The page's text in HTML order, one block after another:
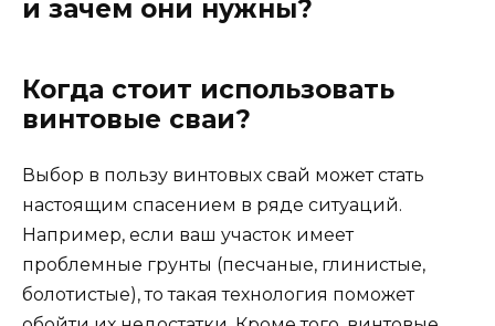
Когда стоит использовать
винтовые сваи?
Выбор в пользу винтовых свай может стать
настоящим спасением в ряде ситуаций.
Например, если ваш участок имеет
проблемные грунты (песчаные, глинистые,
болотистые), то такая технология поможет